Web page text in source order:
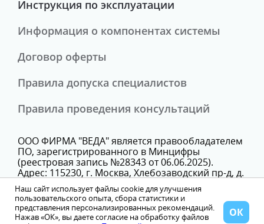
Инструкция по эксплуатации
Информация о компонентах системы
Договор оферты
Правила допуска специалистов
Правила проведения консультаций
ООО ФИРМА "ВЕДА" является правообладателем
ПО, зарегистрированного в Минцифры
(реестровая запись №28343 от 06.06.2025).
Адрес: 115230, г. Москва, Хлебозаводский пр-д, д.
7, стр. 9, этаж 3, помещение Х, комн. 25В
Телефон: +74993503621
Наш сайт использует файлы cookie для улучшения
пользовательского опыта, сбора статистики и
представления персонализированных рекомендаций.
Нажав «ОК», вы даете согласие на обработку файлов
ОК